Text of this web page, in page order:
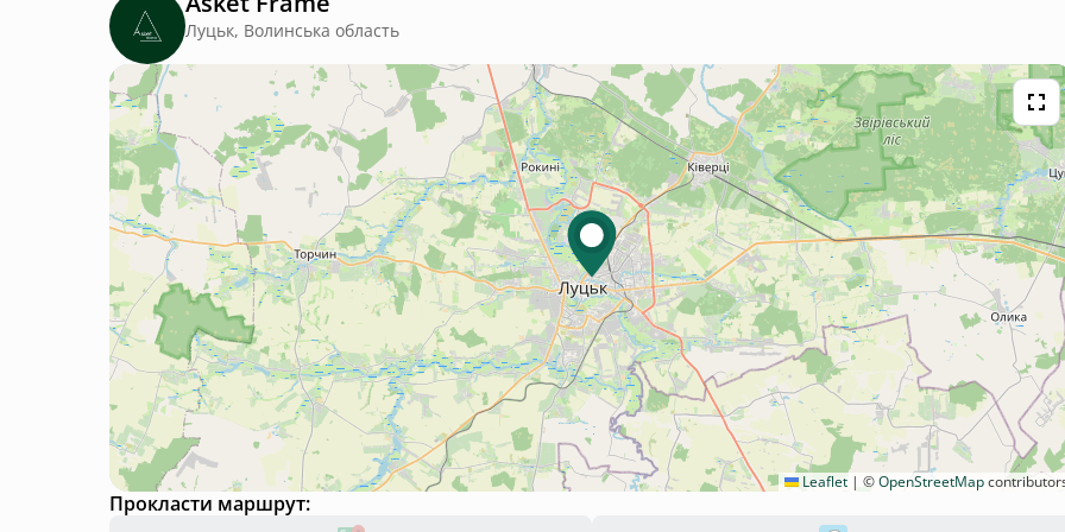
Луцьк, Волинська область
Leaflet | ©OpenStreetMap
Прокласти маршрут: